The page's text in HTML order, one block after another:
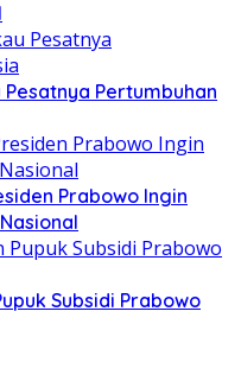
Pertumbuhan
Prabowo Ingin
Subsidi Prabowo